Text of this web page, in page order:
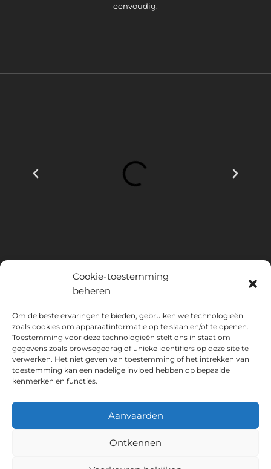
Cookie-toestemming
beheren
Om de beste ervaringen te bieden, gebruiken we technologieën
zoals cookies om apparaatinformatie op te slaan en/of te openen.
Toestemming voor deze technologieën stelt ons in staat om
gegevens zoals browsegedrag of unieke identifiers op deze site te
verwerken. Het niet geven van toestemming of het intrekken van
toestemming kan een nadelige invloed hebben op bepaalde
kenmerken en functies.
Aanvaarden
Ontkennen
eenvoudig.
INSTITUTO HISPANICO DE MURCIA, SOCIEDAD LIMITADA is de
begunstigde van het Europees Fonds voor Regionale Ontwikkeling,
dat tot doel heeft het gebruik en de kwaliteit van informatie- en
communicatietechnologieën en hun toegankelijkheid te ontwikkelen,
en dankzij welke het de volgende oplossingen heeft
geïmplementeerd: online aanwezigheid via zijn Website. De huidige
maatregel vond plaats in 2020. Daartoe werd het ondersteund door